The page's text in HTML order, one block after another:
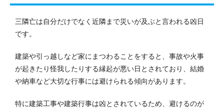
三隣亡は自分だけでなく近隣まで災いが及ぶと言われる凶日
です。
建築や引っ越しなど家にまつわることをすると、事故や火事
が起きたり怪我したりする縁起が悪い日とされており、結婚
や納車など大切な行事には避けられる傾向があります。
特に建築工事や建築行事は凶とされているため、避けるのが